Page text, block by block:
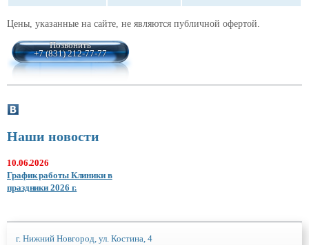
Цены, указанные на сайте, не являются публичной офертой.
Позвонить
+7 (831) 212-77-77
Наши новости
10.06.2026
График работы Клиники в
праздники 2026 г.
г. Нижний Новгород, ул. Костина, 4